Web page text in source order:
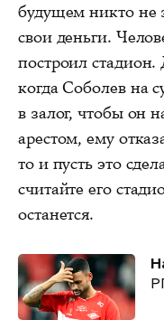
будущем никто не
свои деньги.
построил
когда Соболев на
в залог, чтобы он
арестом, ему
то и пусть это
считайте его
останется.